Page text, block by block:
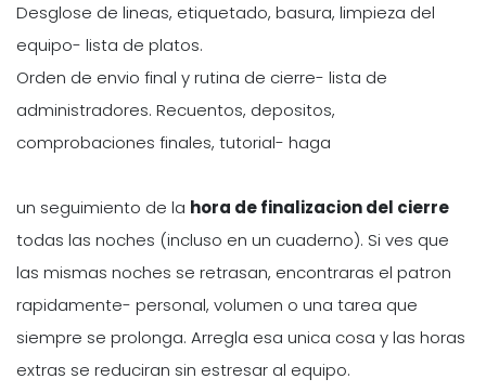
Desglose de lineas, etiquetado, basura, limpieza del
equipo- lista de platos.
Orden de envio final y rutina de cierre- lista de
administradores. Recuentos, depositos,
comprobaciones finales, tutorial- haga
un seguimiento de la hora de finalizacion del cierre
todas las noches (incluso en un cuaderno). Si ves que
las mismas noches se retrasan, encontraras el patron
rapidamente- personal, volumen o una tarea que
siempre se prolonga. Arregla esa unica cosa y las horas
extras se reduciran sin estresar al equipo.